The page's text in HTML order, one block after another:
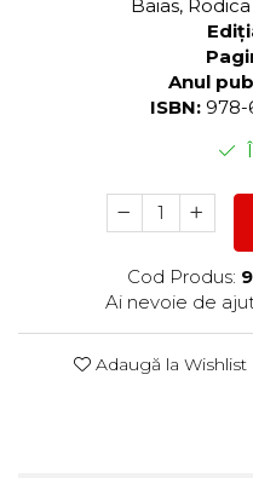
Baias,
Anul
ISBN: 978-
Cod Produs:
Ai nevoie de
Adaugă la Wishlist